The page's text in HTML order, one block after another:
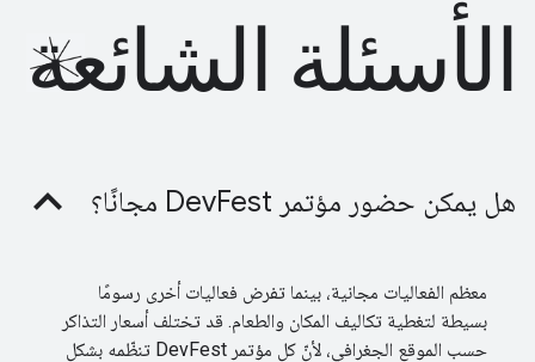
الأسئلة الشائعة
هل يمكن حضور مؤتمر DevFest مجانًا؟
معظم الفعاليات مجانية، بينما تفرض فعاليات أخرى رسومًا
بسيطة لتغطية تكاليف المكان والطعام. قد تختلف أسعار التذاكر
حسب الموقع الجغرافي، لأنّ كل مؤتمر DevFest تنظّمه بشكل